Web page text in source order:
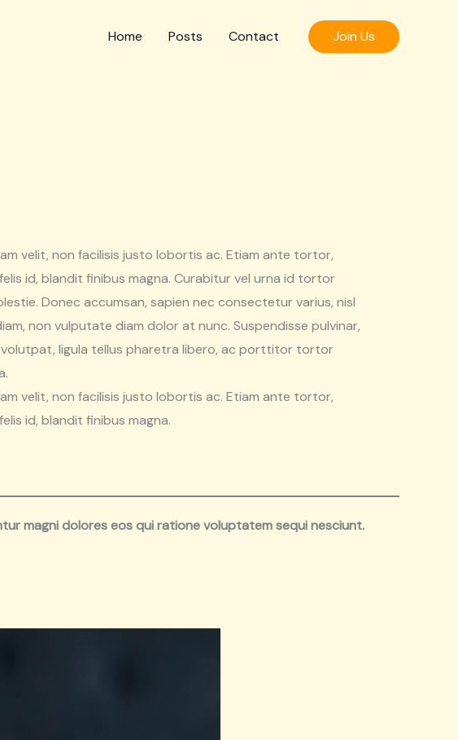
Home Posts Contact Join Us
velit, non facilisis justo lobortis ac. Etiam ante tortor,
id, blandit finibus magna. Curabitur vel urna id tortor
Donec accumsan, sapien nec consectetur varius, nisl
non vulputate diam dolor at nunc. Suspendisse pulvinar,
ligula tellus pharetra libero, ac porttitor tortor
velit, non facilisis justo lobortis ac. Etiam ante tortor,
id, blandit finibus magna.
magni dolores eos qui ratione voluptatem sequi nesciunt.